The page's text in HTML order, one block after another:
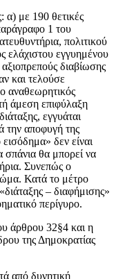
α) με 190 θετικές
1 του
πολιτικού
ελάχιστου εγγυημένου
διαβίωσης
και τελούσε
αναθεωρητικός
άμεση επιφύλαξη
εγγυάται
την αποφυγή της
δεν είναι
σπάνια θα μπορεί να
Συνεπώς ο
Κατά το μέτρο
– διαφήμισης»
περίγυρο.
άρθρου 32§4 και η
της Δημοκρατίας
από δυνητική